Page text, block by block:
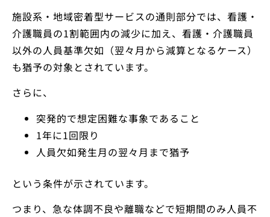
施設系・地域密着型サービスの通則部分では、看護・
介護職員の1割範囲内の減少に加え、看護・介護職員
以外の人員基準欠如（翌々月から減算となるケース）
も猶予の対象とされています。
さらに、
突発的で想定困難な事象であること
1年に1回限り
人員欠如発生月の翌々月まで猶予
という条件が示されています。
つまり、急な体調不良や離職などで短期間のみ人員不